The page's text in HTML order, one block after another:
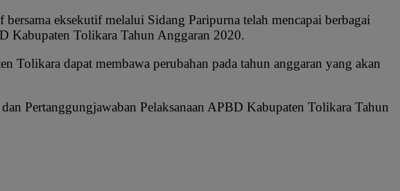
eksekutif melalui Sidang Paripurna telah mencapai berbagai
Kabupaten Tolikara Tahun Anggaran 2020.
Tolikara dapat membawa perubahan pada tahun anggaran yang akan
Pertanggungjawaban Pelaksanaan APBD Kabupaten Tolikara Tahun